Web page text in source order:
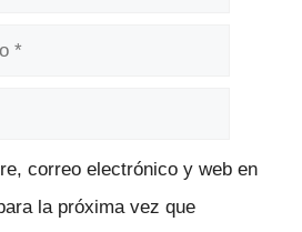
correo electrónico y web en
la próxima vez que